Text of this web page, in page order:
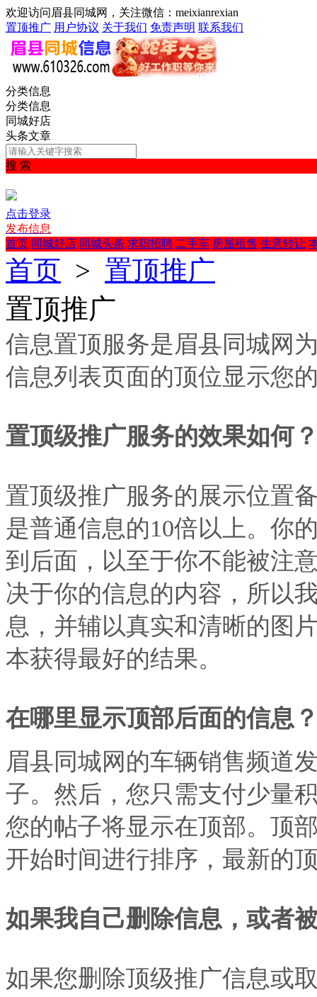
欢迎访问眉县同城网，关注微信：meixianrexian
置顶推广 用户协议 关于我们 免责声明 联系我们
分类信息
分类信息
同城好店
头条文章
搜 索
点击登录
发布信息
首页 同城好店 同城头条 求职招聘 二手车 房屋租售 生意转让
首页 > 置顶推广
置顶推广
信息置顶服务是眉县同城网
信息列表页面的顶位显示您
置顶级推广服务的效果如何
置顶级推广服务的展示位置
是普通信息的10倍以上。你
到后面，以至于你不能被注
决于你的信息的内容，所以
息，并辅以真实和清晰的图
本获得最好的结果。
在哪里显示顶部后面的信息
眉县同城网 的车辆销售频道
子。然后，您只需支付少量
您的帖子将显示在顶部。顶
开始时间进行排序，最新的
如果我自己删除信息，或者
如果您删除顶级推广信息或